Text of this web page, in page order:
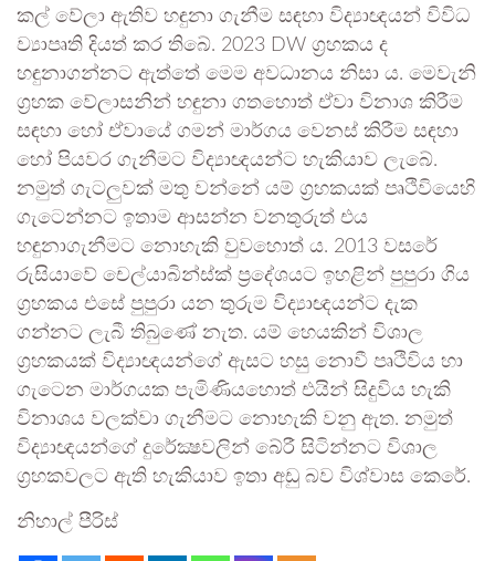
කල් වේලා ඇතිව හඳුනා ගැනීම සඳහා විද්‍යාඥයන් විවිධ
ව්‍යාපෘති දියත් කර තිබේ. 2023 DW ග්‍රහකය ද
හඳුනාගන්නට ඇත්තේ මෙම අවධානය නිසා ය. මෙවැනි
ග්‍රහක වේලාසනින් හඳුනා ගතහොත් ඒවා විනාශ කිරීම
සඳහා හෝ ඒවායේ ගමන් මාර්ගය වෙනස් කිරීම සඳහා
හෝ පියවර ගැනීමට විද්‍යාඥයන්ට හැකියාව ලැබේ.
නමුත් ගැටලුවක් මතු වන්නේ යම් ග්‍රහකයක් පෘථිවියෙහි
ගැටෙන්නට ඉතාම ආසන්න වනතුරුත් එය
හඳුනාගැනීමට නොහැකි වුවහොත් ය. 2013 වසරේ
රුසියාවේ චෙල්යාබින්ස්ක් ප්‍රදේශයට ඉහළින් පුපුරා ගිය
ග්‍රහකය එසේ පුපුරා යන තුරුම විද්‍යාඥයන්ට දැක
ගන්නට ලැබී තිබුණේ නැත. යම් හෙයකින් විශාල
ග්‍රහකයක් විද්‍යාඥයන්ගේ ඇසට හසු නොවී පෘථිවිය හා
ගැටෙන මාර්ගයක පැමිණියහොත් එයින් සිදුවිය හැකි
විනාශය වලක්වා ගැනීමට නොහැකි වනු ඇත. නමුත්
විද්‍යාඥයන්ගේ දුරේක්‍ෂවලින් බේරී සිටින්නට විශාල
ග්‍රහකවලට ඇති හැකියාව ඉතා අඩු බව විශ්වාස කෙරේ.
නිහාල් පීරිස්